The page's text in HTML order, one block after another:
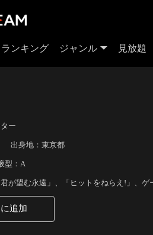
ランキング ジャンル 見放題
ー
出身地：東京都
型：A
が望む永遠」、「ヒットをねらえ!」、ゲ
追加